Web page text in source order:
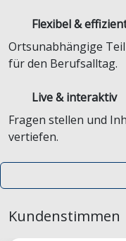
Flexibel &
Ortsunabhängige
für den Berufsalltag.
Live & interaktiv
Fragen stellen und
vertiefen.
Kundenstimmen